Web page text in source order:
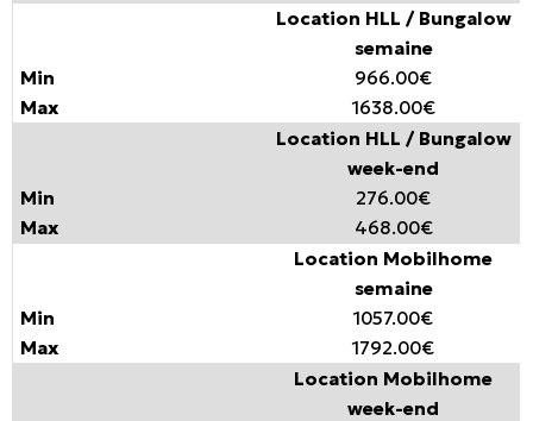
Location HLL / Bungalow
semaine
966.00€
1638.00€
Location HLL / Bungalow
week-end
276.00€
468.00€
Location Mobilhome
semaine
1057.00€
1792.00€
Location Mobilhome
week-end